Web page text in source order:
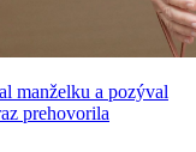
manželku a pozýval
prehovorila